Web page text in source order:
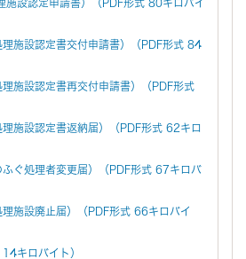
施設認定申請書）（PDF形式 80キロバイ
施設認定書交付申請書）（PDF形式 84
施設認定書再交付申請書）（PDF形式
施設認定書返納届）（PDF形式 62キロ
ぐ処理者変更届）（PDF形式 67キロバ
施設廃止届）（PDF形式 66キロバイ
キロバイト）